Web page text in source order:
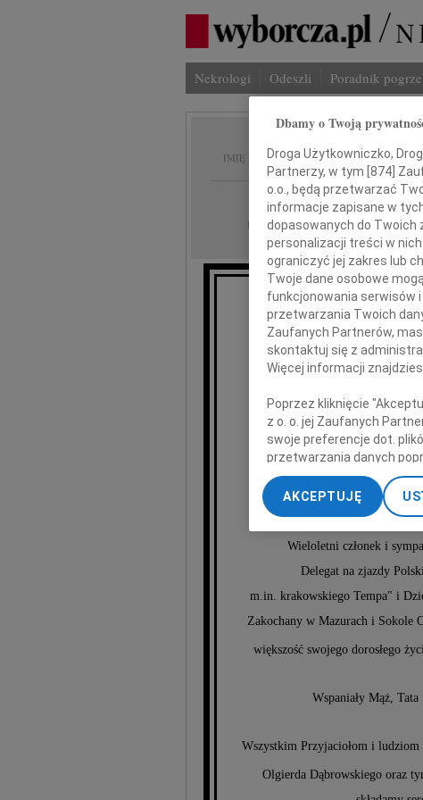
Nekrologi Odeszli Poradnik
IMIĘ I NAZWISKO: Olgierd
REGION: cała Polska
DATA EMISJI: 09.10.2020
Z
że po długiej i ciężkiej
Samorządowiec.
Wieloletni członek i
Delegat na zjazdy
m.in. krakowskiego Tempa" i
Zakochany w Mazurach i Sokole
większość swojego dorosłego
Wspaniały Mąż,
Wszystkim Przyjaciołom i
Olgierda Dąbrowskiego oraz
Dbamy o Twoją
Droga Użytkowniczko,
Partnerzy, w tym [ 874 ]
o.o., będą przetwarzać
informacje zapisane w
dopasowanych do Twoich
personalizacji treści w
ograniczyć jej zakres lub
Twoje dane osobowe
funkcjonowania serwisów i
przetwarzania Twoich
Zaufanych Partnerów,
skontaktuj się z
Więcej informacji
Poprzez kliknięcie
z o. o. jej Zaufanych
swoje preferencje dot.
przetwarzania danych
„Ustawienia
My, nasi Zaufani
dokładnych danych
Przechowywanie
treści, badnie odbiorców i
AKCEPTUJĘ